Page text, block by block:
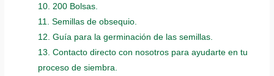
10. 200 Bolsas.
11. Semillas de obsequio.
12. Guía para la germinación de las semillas.
13. Contacto directo con nosotros para ayudarte en tu
proceso de siembra.